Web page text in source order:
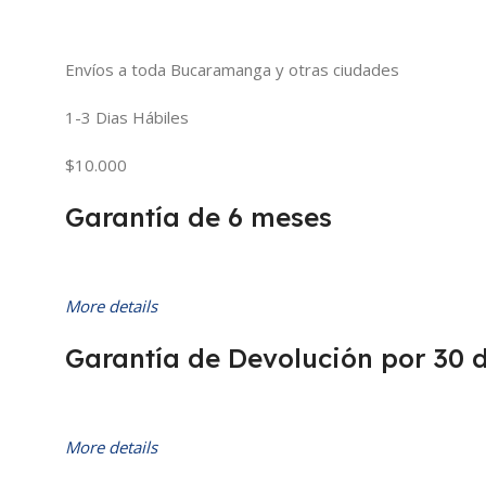
Envíos a toda Bucaramanga y otras ciudades
1-3 Dias Hábiles
$10.000
Garantía de 6 meses
More details
Garantía de Devolución por 30
More details